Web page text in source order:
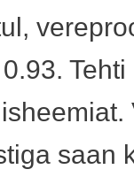
Tehti
saan